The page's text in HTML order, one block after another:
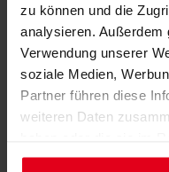
zu können und die
analysieren. Außerdem
Verwendung unserer
soziale Medien,
Partner führen diese
weiteren Daten
gesammelt haben.